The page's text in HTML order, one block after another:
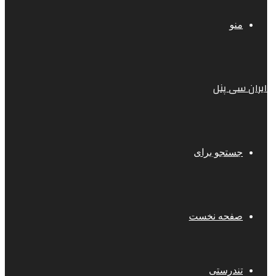
منو
ایران سی پنل
جستجو برای
صفحه نخست
تندرستی